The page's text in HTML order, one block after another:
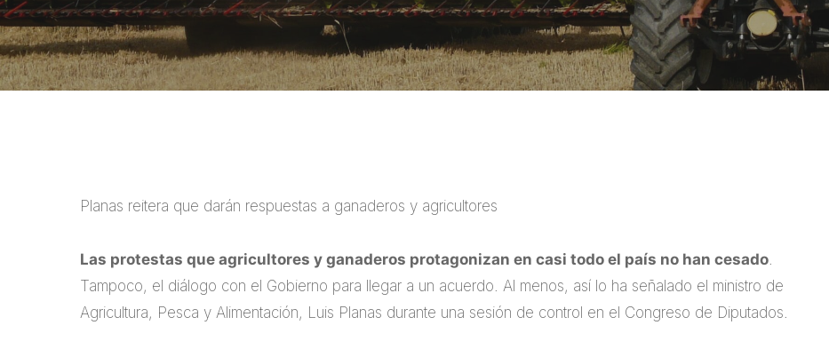
Planas reitera que darán respuestas a ganaderos y agricultores
Las protestas que agricultores y ganaderos protagonizan en casi todo el país no han cesado
Tampoco, el diálogo con el Gobierno para llegar a un acuerdo. Al menos, así lo ha señalado el ministro de
Agricultura, Pesca y Alimentación, Luis Planas durante una sesión de control en el Congreso de Diputados.